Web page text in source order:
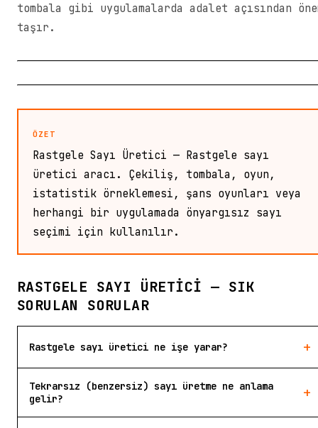
tombala gibi uygulamalarda adalet açısından
taşır.
ÖZET
Rastgele Sayı Üretici — Rastgele sayı
üretici aracı. Çekiliş, tombala, oyun,
istatistik örneklemesi, şans oyunları veya
herhangi bir uygulamada önyargısız sayı
seçimi için kullanılır.
RASTGELE SAYI ÜRETICI — SIK
SORULAN SORULAR
Rastgele sayı üretici ne işe yarar? +
Tekrarsız (benzersiz) sayı üretme ne anlama
gelir?
+